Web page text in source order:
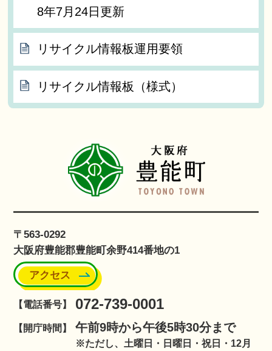
8年7月24日更新
リサイクル情報板運用要領
リサイクル情報板（様式）
〒563-0292
大阪府豊能郡豊能町余野414番地の1
アクセス
【電話番号】 072-739-0001
【開庁時間】 午前9時から午後5時30分まで
※ただし、土曜日・日曜日・祝日・12月